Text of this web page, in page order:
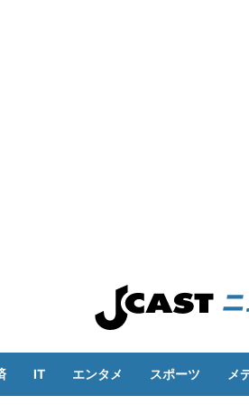
IT エンタメ スポーツ メ